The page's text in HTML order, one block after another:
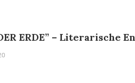
ERDE” –